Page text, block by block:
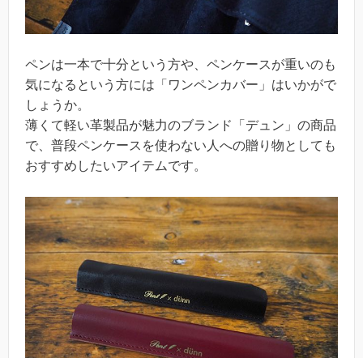
ペンは一本で十分という方や、ペンケースが重いのも
気になるという方には「ワンペンカバー」はいかがで
しょうか。
薄くて軽い革製品が魅力のブランド「デュン」の商品
で、普段ペンケースを使わない人への贈り物としても
おすすめしたいアイテムです。